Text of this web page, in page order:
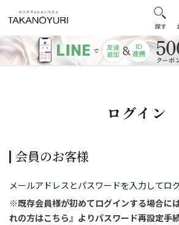
ログイン
会員のお客様
メールアドレスとパスワードを入力してロ
※既存会員様が初めてログインする場合に
れの方はこちら』よりパスワード再設定手